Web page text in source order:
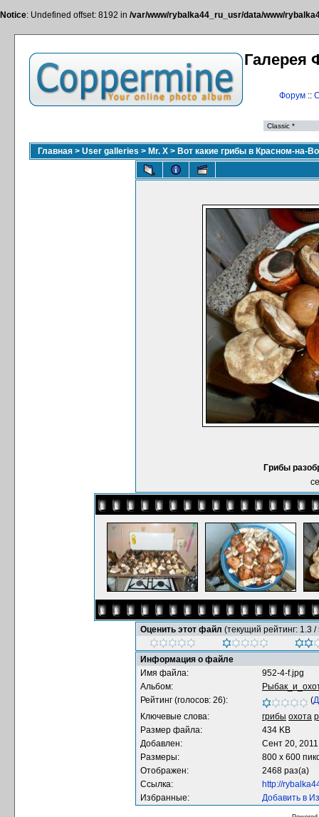
Notice: Undefined offset: 8192 in /var/www/rybalka44_ru_usr/data/www/
Галерея
Форум::
Главная > User galleries > Mr. X > Вот какие грибы в Красном-на-
Грибы
Оценить этот файл (текущий рейтинг: 1.3 /
Информация о файле
Имя файла:
952-4-f.jpg
Альбом:
Рейтинг (голосов: 26):
(
Ключевые слова:
грибы охота
Размер файла:
434 KB
Добавлен:
Сент 20, 2011
Размеры:
800 x 600
Отображен:
2468 раз(а)
Ссылка:
http://
Избранные:
Добавить в